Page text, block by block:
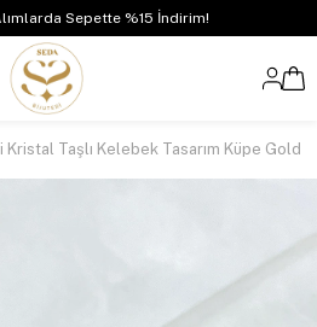
Sepette %15 İndirim!
Kristal Taşlı Kelebek Tasarım Küpe Gold